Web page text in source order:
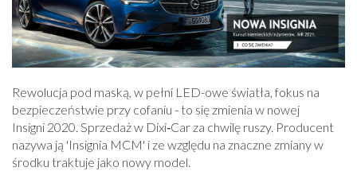
Rewolucja pod maską, w pełni LED-owe światła, fokus na
bezpieczeństwie przy cofaniu - to się zmienia w nowej
Insigni 2020. Sprzedaż w Dixi‑Car za chwilę ruszy. Producent
nazywa ją 'Insignia MCM' i ze względu na znaczne zmiany w
środku traktuje jako nowy model.